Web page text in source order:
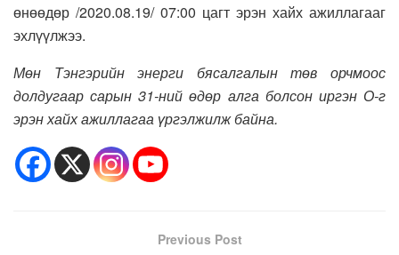
өнөөдөр /2020.08.19/ 07:00 цагт эрэн хайх ажиллагааг
эхлүүлжээ.
Мөн Тэнгэрийн энерги бясалгалын төв орчмоос
долдугаар сарын 31-ний өдөр алга болсон иргэн О-г
эрэн хайх ажиллагаа үргэлжилж байна.
Previous Post